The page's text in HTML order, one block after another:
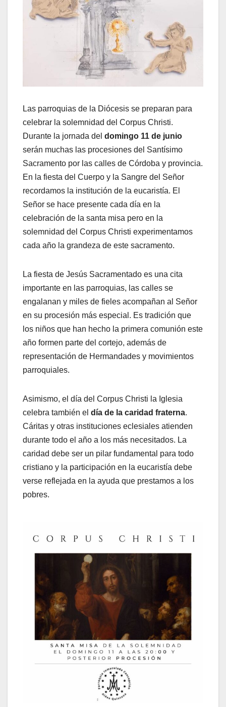
Las parroquias de la Diócesis se preparan para
celebrar la solemnidad del Corpus Christi.
Durante la jornada del domingo 11 de junio
serán muchas las procesiones del Santísimo
Sacramento por las calles de Córdoba y provincia.
En la fiesta del Cuerpo y la Sangre del Señor
recordamos la institución de la eucaristía. El
Señor se hace presente cada día en la
celebración de la santa misa pero en la
solemnidad del Corpus Christi experimentamos
cada año la grandeza de este sacramento.
La fiesta de Jesús Sacramentado es una cita
importante en las parroquias, las calles se
engalanan y miles de fieles acompañan al Señor
en su procesión más especial. Es tradición que
los niños que han hecho la primera comunión este
año formen parte del cortejo, además de
representación de Hermandades y movimientos
parroquiales.
Asimismo, el día del Corpus Christi la Iglesia
celebra también el día de la caridad fraterna.
Cáritas y otras instituciones eclesiales atienden
durante todo el año a los más necesitados. La
caridad debe ser un pilar fundamental para todo
cristiano y la participación en la eucaristía debe
verse reflejada en la ayuda que prestamos a los
pobres.